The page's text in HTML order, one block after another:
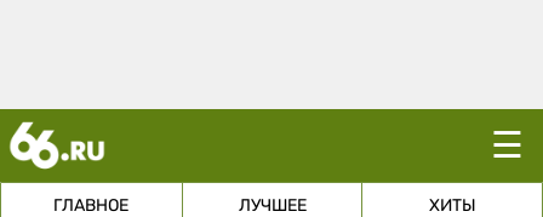
☰
ГЛАВНОЕ ЛУЧШЕЕ ХИТЫ